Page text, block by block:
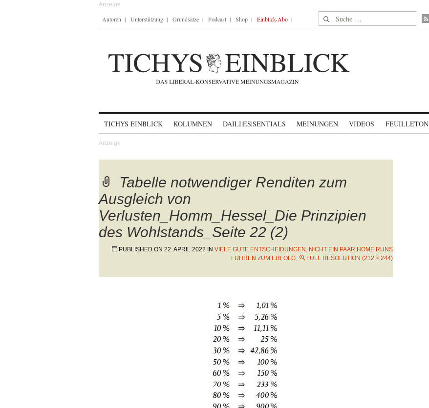
Autoren Unterstützung Grundsätze Podcast Shop Einblick-Abo Suche nach:
TICHYS EINBLICK KOLUMNEN DAILI|ES|SENTIALS MEINUNGEN VIDEOS FEUILLETON
Tabelle notwendiger Renditen zum
Ausgleich von
Verlusten_Homm_Hessel_Die Prinzipien
des Wohlstands_Seite 22 (2)
PUBLISHED ON 22. APRIL 2022 IN VIELE GUTE ENTSCHEIDUNGEN, NICHT EIN PAAR HOME RUNS
FÜHREN ZUM ERFOLG
FULL RESOLUTION (212 × 244)